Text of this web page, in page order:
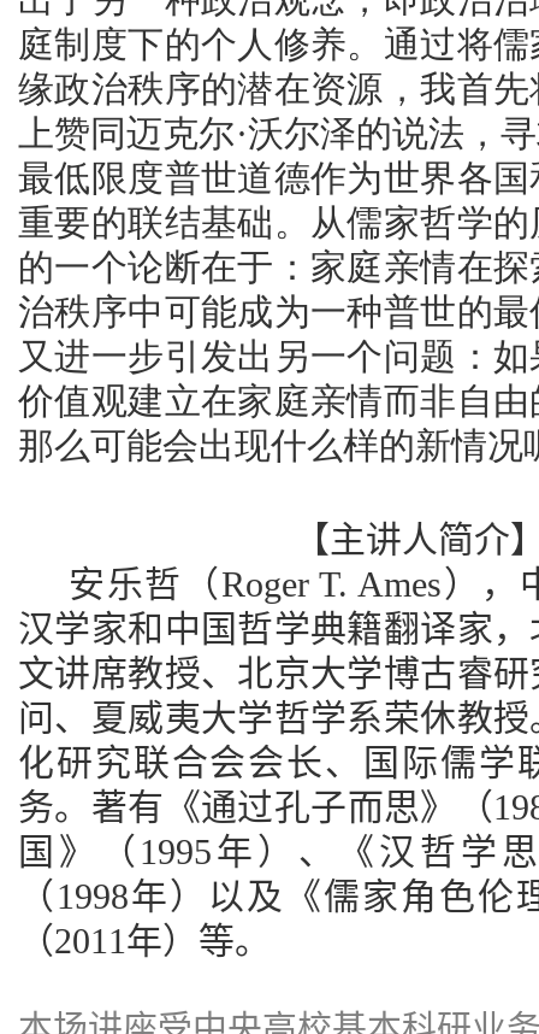
庭制度下的个人修养。通过将
缘政治秩序的潜在资源，我首
上赞同迈克尔·沃尔泽的说法，
最低限度普世道德作为世界各
重要的联结基础。从儒家哲学
的一个论断在于：家庭亲情在
治秩序中可能成为一种普世的
又进一步引发出另一个问题：
价值观建立在家庭亲情而非自
那么可能会出现什么样的新情况
【主讲人简介
安乐哲（Roger T. Ames）
汉学家和中国哲学典籍翻译家
文讲席教授、北京大学博古睿
问、夏威夷大学哲学系荣休教
化研究联合会会长、国际儒学
务。著有《通过孔子而思》（
国》（1995年）、《汉哲学
（1998年）以及《儒家角色
（2011年）等。